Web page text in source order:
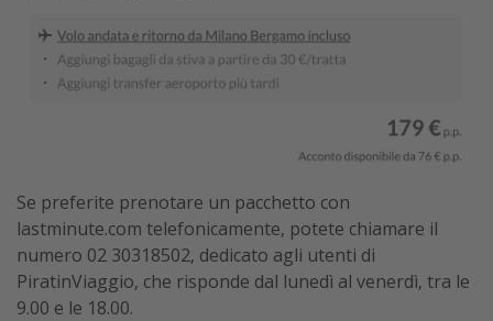
Se preferite prenotare un pacchetto con
lastminute.com telefonicamente, potete chiamare il
numero 02 30318502, dedicato agli utenti di
PiratinViaggio, che risponde dal lunedì al venerdì, tra le
9.00 e le 18.00.